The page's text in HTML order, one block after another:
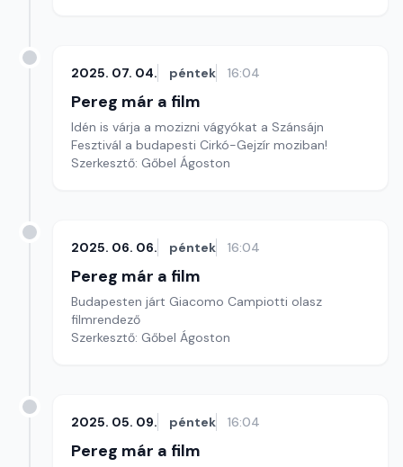
2025. 07. 04. péntek 16:04
Pereg már a film
Idén is várja a mozizni vágyókat a Szánsájn
Fesztivál a budapesti Cirkó-Gejzír moziban!
Szerkesztő: Gőbel Ágoston
2025. 06. 06. péntek 16:04
Pereg már a film
Budapesten járt Giacomo Campiotti olasz
filmrendező
Szerkesztő: Gőbel Ágoston
2025. 05. 09. péntek 16:04
Pereg már a film